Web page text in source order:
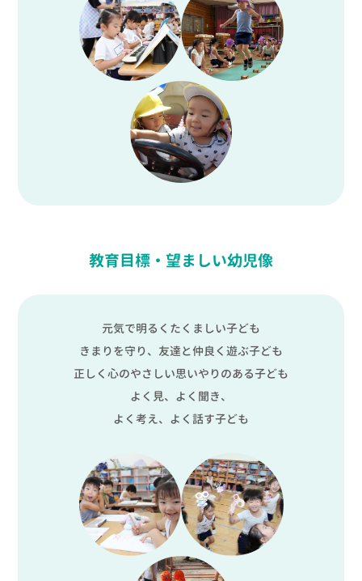
教育目標・望ましい幼児像
元気で明るくたくましい子ども
きまりを守り、友達と仲良く遊ぶ子ども
正しく心のやさしい思いやりのある子ども
よく見、よく聞き、
よく考え、よく話す子ども